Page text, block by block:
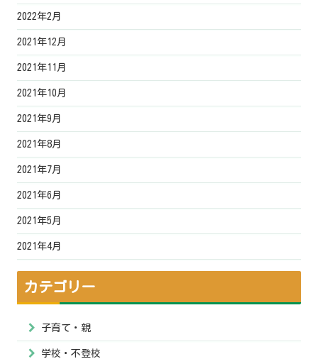
2022年2月
2021年12月
2021年11月
2021年10月
2021年9月
2021年8月
2021年7月
2021年6月
2021年5月
2021年4月
カテゴリー
子育て・親
学校・不登校